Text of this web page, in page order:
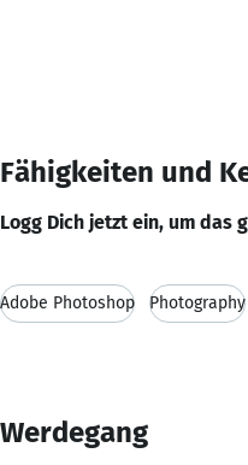
Fähigkeiten und
Logg Dich jetzt ein, um das
Adobe Photoshop Photography
Werdegang